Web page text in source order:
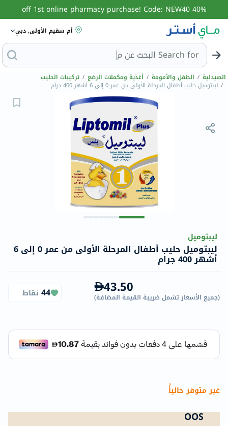
40% off 1st online pharmacy purchase! Code: NEW40
أم سقيم الأولى, دبي
Search for البحث عن مزيل عرق
الصيدلية / الطفل والأمومة / أغذية ومكملات الرضع / تركيبات الحليب
/ ليبتوميل حليب أطفال المرحلة الأولى من عمر 0 ​​إلى 6 أشهر 400 جرام
ليبتوميل
ليبتوميل حليب أطفال المرحلة الأولى من عمر 0 ​​إلى 6
أشهر 400 جرام
43.50 (جميع الأسعار تشمل ضريبة القيمة المضافة)
44 نقاط
غير متوفر حالياًً
OOS